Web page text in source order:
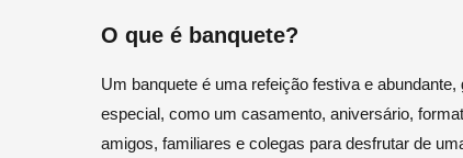
O que é banquete?
Um banquete é uma refeição festiva e
especial, como um casamento, aniversário,
amigos, familiares e colegas para desfrutar de